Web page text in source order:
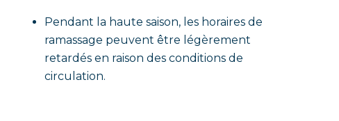
Pendant la haute saison, les horaires de
ramassage peuvent être légèrement
retardés en raison des conditions de
circulation.